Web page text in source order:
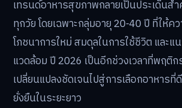
เทรนด์อาหารสุขภาพกลายเป็นประเด็น
ทุกวัย โดยเฉพาะกลุ่มอายุ 20-40 ปี ที่ให้
โภชนาการใหม่ สมดุลในการใช้ชีวิต และ
แวดล้อม ปี 2026 เป็นอีกช่วงเวลาที่พฤติ
เปลี่ยนแปลงชัดเจนไปสู่การเลือกอาหารที่
ยั่งยืนในระยะยาว